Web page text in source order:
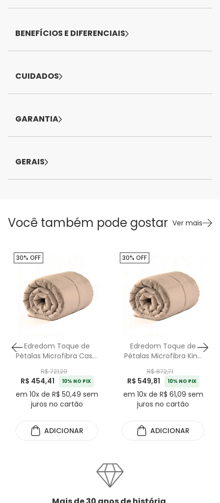
BENEFÍCIOS E DIFERENCIAIS
CUIDADOS
GARANTIA
GERAIS
Você também pode gostar Ver mais
Edredom Toque de
Pétalas Microfibra Casal
R$ 721,29
R$ 454,41 10% NO PIX
em 10x de R$ 50,49 sem
juros no cartão
30% OFF
ADICIONAR
Edredom Toque de
Pétalas Microfibra King
R$ 872,71
R$ 549,81 10% NO PIX
em 10x de R$ 61,09 sem
juros no cartão
30% OFF
ADICIONAR